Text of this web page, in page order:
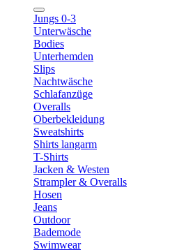
Jungs 0-3
Unterwäsche
Bodies
Unterhemden
Slips
Nachtwäsche
Schlafanzüge
Overalls
Oberbekleidung
Sweatshirts
Shirts langarm
T-Shirts
Jacken & Westen
Strampler & Overalls
Hosen
Jeans
Outdoor
Bademode
Swimwear